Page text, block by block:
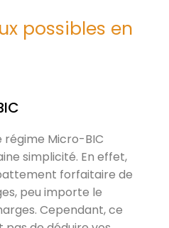
possibles en
régime Micro-BIC
simplicité. En effet,
forfaitaire de
peu importe le
Cependant, ce